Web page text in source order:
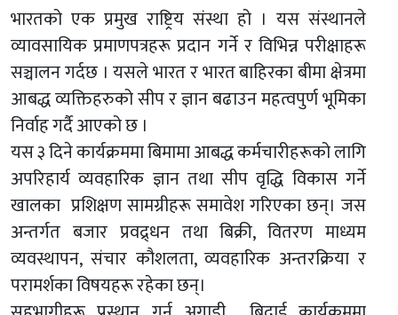
भारतको एक प्रमुख राष्ट्रिय संस्था हो । यस संस्थानले
व्यावसायिक प्रमाणपत्रहरू प्रदान गर्ने र विभिन्न परीक्षाहरू
सञ्चालन गर्दछ । यसले भारत र भारत बाहिरका बीमा क्षेत्रमा
आबद्ध व्यक्तिहरुको सीप र ज्ञान बढाउन महत्वपुर्ण भूमिका
निर्वाह गर्दै आएको छ ।
यस ३ दिने कार्यक्रममा बिमामा आबद्ध कर्मचारीहरूको लागि
अपरिहार्य व्यवहारिक ज्ञान तथा सीप वृद्धि विकास गर्ने
खालका प्रशिक्षण सामग्रीहरू समावेश गरिएका छन्। जस
अन्तर्गत बजार प्रवद्र्धन तथा बिक्री, वितरण माध्यम
व्यवस्थापन, संचार कौशलता, व्यवहारिक अन्तरक्रिया र
परामर्शका विषयहरू रहेका छन्।